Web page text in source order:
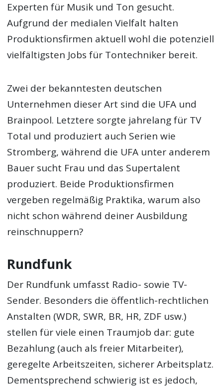
Experten für Musik und Ton gesucht.
Aufgrund der medialen Vielfalt halten
Produktionsfirmen aktuell wohl die potenziell
vielfältigsten Jobs für Tontechniker bereit.
Zwei der bekanntesten deutschen
Unternehmen dieser Art sind die UFA und
Brainpool. Letztere sorgte jahrelang für TV
Total und produziert auch Serien wie
Stromberg, während die UFA unter anderem
Bauer sucht Frau und das Supertalent
produziert. Beide Produktionsfirmen
vergeben regelmäßig Praktika, warum also
nicht schon während deiner Ausbildung
reinschnuppern?
Rundfunk
Der Rundfunk umfasst Radio- sowie TV-
Sender. Besonders die öffentlich-rechtlichen
Anstalten (WDR, SWR, BR, HR, ZDF usw.)
stellen für viele einen Traumjob dar: gute
Bezahlung (auch als freier Mitarbeiter),
geregelte Arbeitszeiten, sicherer Arbeitsplatz.
Dementsprechend schwierig ist es jedoch,